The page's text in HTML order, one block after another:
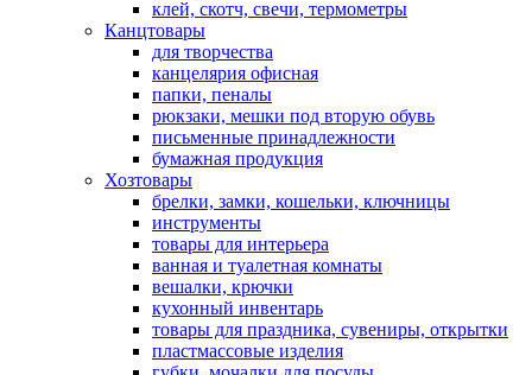
клей, скотч, свечи, термометры
Канцтовары
для творчества
канцелярия офисная
папки, пеналы
рюкзаки, мешки под вторую обувь
письменные принадлежности
бумажная продукция
Хозтовары
брелки, замки, кошельки, ключницы
инструменты
товары для интерьера
ванная и туалетная комнаты
вешалки, крючки
кухонный инвентарь
товары для праздника, сувениры, открытки
пластмассовые изделия